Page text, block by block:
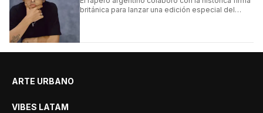
británica para lanzar una edición especial del
ARTE URBANO
VIBES LATAM